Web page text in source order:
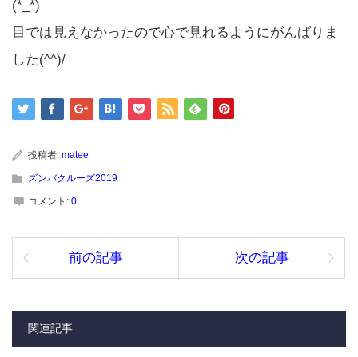
(*_*)
目では見えなかったので心で見れるようにがんばりま
した(^^)/
投稿者: matee
ズンバクルーズ2019
コメント: 0
前の記事 次の記事
関連記事